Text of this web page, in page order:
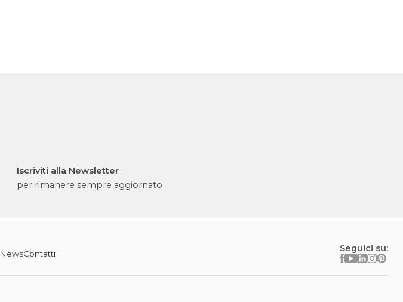
Iscriviti alla Newsletter
per rimanere sempre aggiornato
NewsContatti Seguici su: